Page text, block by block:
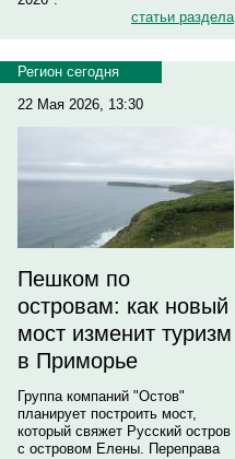
статьи раздела
Регион сегодня
22 Мая 2026, 13:30
Пешком по
островам: как новый
мост изменит туризм
в Приморье
Группа компаний "Остов"
планирует построить мост,
который свяжет Русский остров
с островом Елены. Переправа